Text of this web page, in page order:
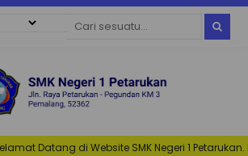
Datang di Website SMK Negeri 1 Petarukan.